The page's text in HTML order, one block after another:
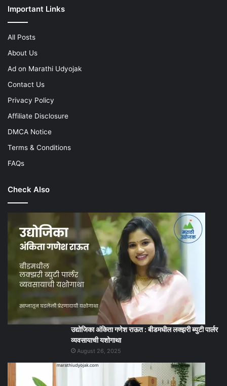
Important Links
All Posts
About Us
Ad on Marathi Udyojak
Contact Us
Privacy Policy
Affiliate Disclosure
DMCA Notice
Terms & Conditions
FAQs
Check Also
उद्योजिका अंकिता गणेश राऊत : बीडमधील लक्झरी ब्युटी पार्लर
व्यवसायाची यशोगाथा
August 26, 2025